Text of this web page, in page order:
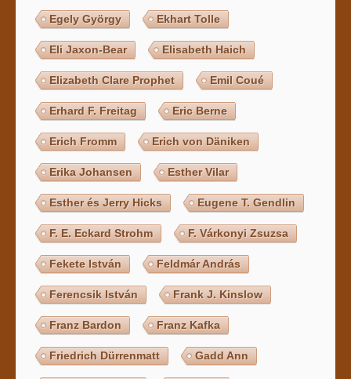
Egely György Ekhart Tolle
Eli Jaxon-Bear Elisabeth Haich
Elizabeth Clare Prophet Emil Coué
Erhard F. Freitag Eric Berne
Erich Fromm Erich von Däniken
Erika Johansen Esther Vilar
Esther és Jerry Hicks Eugene T. Gendlin
F. E. Eckard Strohm F. Várkonyi Zsuzsa
Fekete István Feldmár András
Ferencsik István Frank J. Kinslow
Franz Bardon Franz Kafka
Friedrich Dürrenmatt Gadd Ann